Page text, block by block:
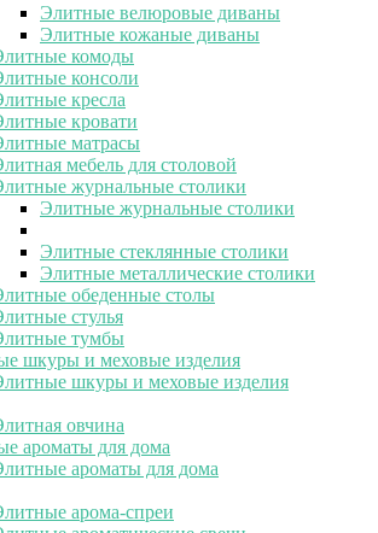
Элитные велюровые диваны
Элитные кожаные диваны
комоды
консоли
кресла
кровати
матрасы
мебель для столовой
журнальные столики
Элитные журнальные столики
Элитные стеклянные столики
Элитные металлические столики
обеденные столы
стулья
тумбы
шкуры и меховые изделия
шкуры и меховые изделия
овчина
ароматы для дома
ароматы для дома
арома-спреи